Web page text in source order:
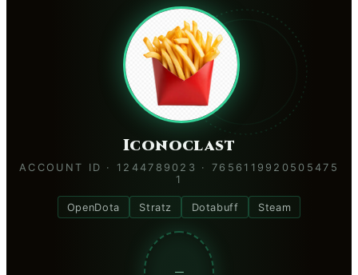
Iconoclast
ACCOUNT ID · 1244789023 · 7656119920505475
1
OpenDota Stratz Dotabuff Steam
—